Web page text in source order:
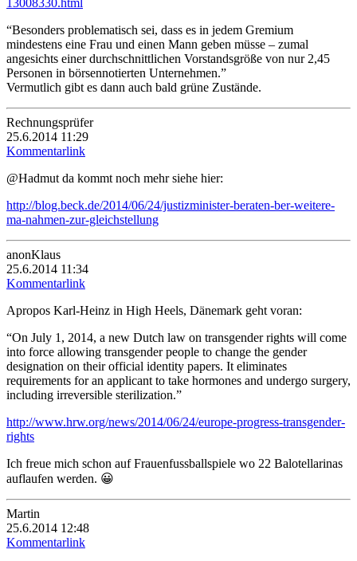
“Besonders problematisch sei, dass es in jedem Gremium
mindestens eine Frau und einen Mann geben müsse – zumal
angesichts einer durchschnittlichen Vorstandsgröße von nur 2,45
Personen in börsennotierten Unternehmen.”
Vermutlich gibt es dann auch bald grüne Zustände.
Rechnungsprüfer
25.6.2014 11:29
Kommentarlink
@Hadmut da kommt noch mehr siehe hier:
http://blog.beck.de/2014/06/24/justizminister-beraten-ber-weitere-
ma-nahmen-zur-gleichstellung
anonKlaus
25.6.2014 11:34
Kommentarlink
Apropos Karl-Heinz in High Heels, Dänemark geht voran:
“On July 1, 2014, a new Dutch law on transgender rights will come
into force allowing transgender people to change the gender
designation on their official identity papers. It eliminates
requirements for an applicant to take hormones and undergo surgery,
including irreversible sterilization.”
http://www.hrw.org/news/2014/06/24/europe-progress-transgender-
rights
Ich freue mich schon auf Frauenfussballspiele wo 22 Balotellarinas
auflaufen werden. 😀
Martin
25.6.2014 12:48
Kommentarlink